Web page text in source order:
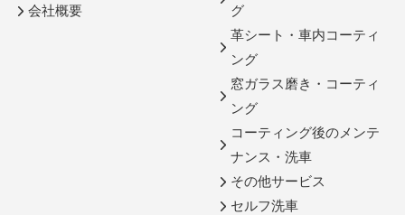
会社概要
グ
革シート・車内コーティ
ング
窓ガラス磨き・コーティ
ング
コーティング後のメンテ
ナンス・洗車
その他サービス
セルフ洗車